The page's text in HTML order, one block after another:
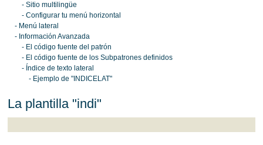
- Sitio multilingüe
- Configurar tu menú horizontal
- Menú lateral
- Información Avanzada
- El código fuente del patrón
- El código fuente de los Subpatrones definidos
- Índice de texto lateral
- Ejemplo de "INDICELAT"
La plantilla "indi"